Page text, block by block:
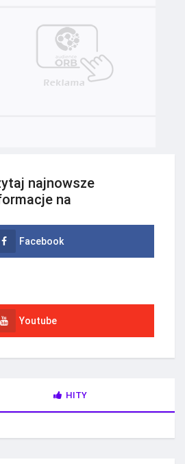
najnowsze
na
Facebook
Youtube
HITY